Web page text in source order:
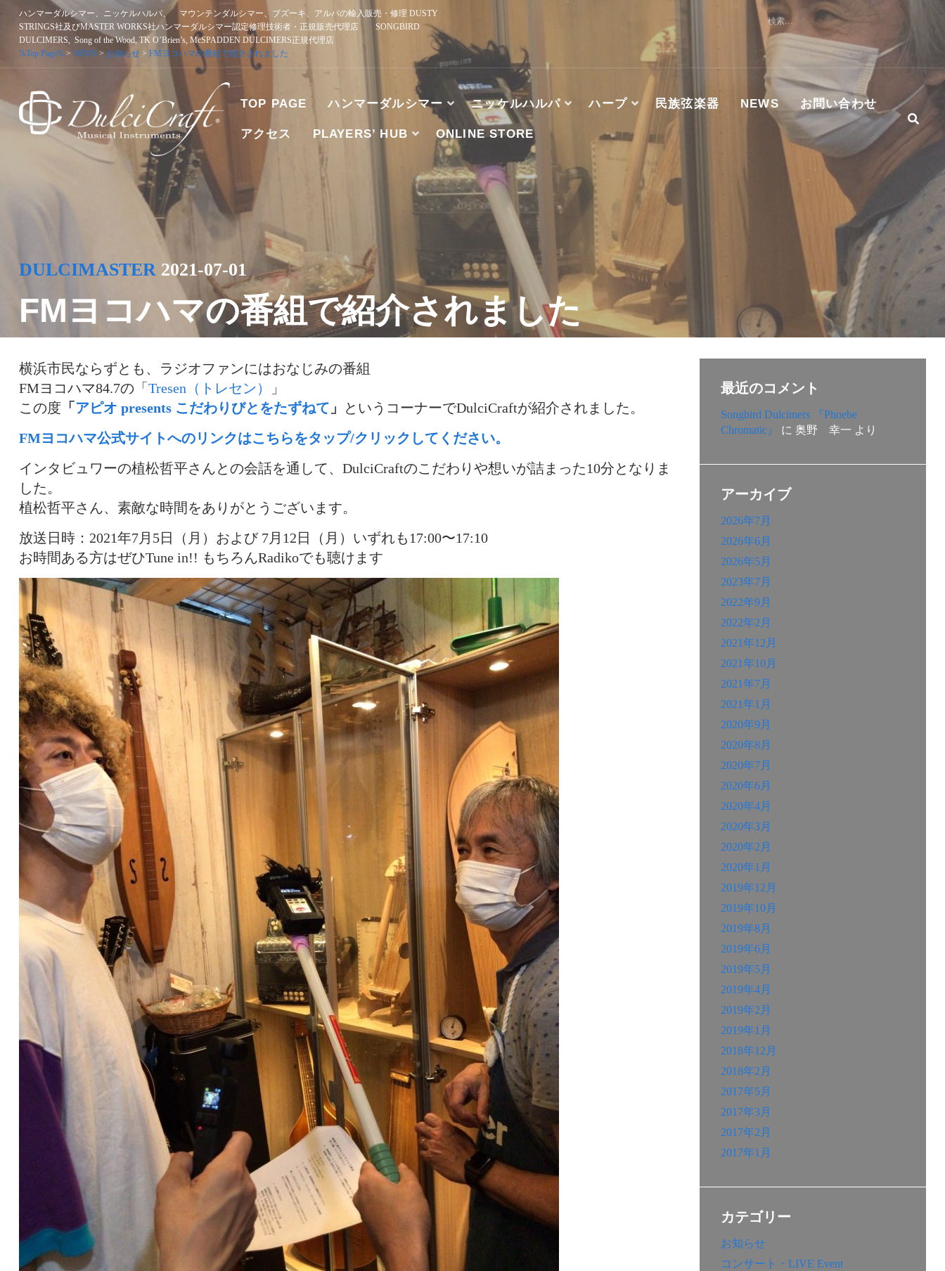
content
ハンマーダルシマー、ニッケルハルパ、 マウンテンダルシマー、ブズーキ、アルパの輸入販売・修理 DUSTY
STRINGS社及びMASTER WORKS社ハンマーダルシマー認定修理技術者・正規販売代理店 SONGBIRD
DULCIMERS, Song of the Wood, TK O’Brien’s, McSPADDEN DULCIMERS正規代理店
検
索:
%Top Page%> NEWS > お知らせ> FMヨコハマの番組で紹介されました
ハンマーダルシマー、ニッケルハルパ、 マウンテンダルシマー、ブズーキ、アルパの輸入販売・修理 DUSTY STRINGS社及びMASTER WORKS社ハンマーダルシマー認定修理技術
者・正規販売代理店 SONGBIRD DULCIMERS, SONG OF THE WOOD, TK O’BRIEN’S, MCSPADDEN DULCIMERS正規代理店
TOP PAGE ハンマーダルシマー ニッケルハルパ ハープ 民族弦楽器 NEWS お問い合わせ
アクセス PLAYERS’ HUB ONLINE STORE
DULCIMASTER 2021-07-01
FMヨコハマの番組で紹介されました
横浜市民ならずとも、ラジオファンにはおなじみの番組
FMヨコハマ84.7の「 Tresen（トレセン）
」
この度 「 アピオ presents こだわりびとをたずねて 」
というコーナーでDulciCraftが紹介されました。
FMヨコハマ公式サイトへのリンクはこちらをタップ/クリックしてください。
インタビュワーの植松哲平さんとの会話を通して、DulciCraftのこだわりや想いが詰まった10分となりま
した。
植松哲平さん、素敵な時間をありがとうございます。
放送日時：2021年7月5日（月）および 7月12日（月）いずれも17:00〜17:10
お時間ある方はぜひTune in!! もちろんRadikoでも聴けます
最近のコメント
Songbird Dulcimers 『Phoebe
Chromatic』
に 奥野 幸一 より
アーカイブ
2026年7月
2026年6月
2026年5月
2023年7月
2022年9月
2022年2月
2021年12月
2021年10月
2021年7月
2021年1月
2020年9月
2020年8月
2020年7月
2020年6月
2020年4月
2020年3月
2020年2月
2020年1月
2019年12月
2019年10月
2019年8月
2019年6月
2019年5月
2019年4月
2019年2月
2019年1月
2018年12月
2018年2月
2017年5月
2017年3月
2017年2月
2017年1月
カテゴリー
お知らせ
コンサート・LIVE Event